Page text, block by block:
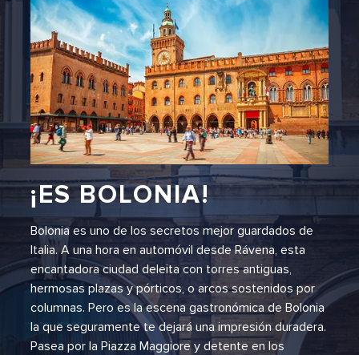
¡ES BOLONIA!
Bolonia es uno de los secretos mejor guardados de
Italia. A una hora en automóvil desde Rávena, esta
encantadora ciudad deleita con torres antiguas,
hermosas plazas y pórticos, o arcos sostenidos por
columnas. Pero es la escena gastronómica de Bolonia
la que seguramente te dejará una impresión duradera.
Pasea por la Piazza Maggiore y detente en los